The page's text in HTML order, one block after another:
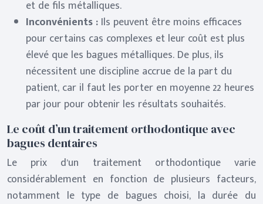
et de fils métalliques.
Inconvénients : Ils peuvent être moins efficaces
pour certains cas complexes et leur coût est plus
élevé que les bagues métalliques. De plus, ils
nécessitent une discipline accrue de la part du
patient, car il faut les porter en moyenne 22 heures
par jour pour obtenir les résultats souhaités.
Le coût d’un traitement orthodontique avec
bagues dentaires
Le prix d’un traitement orthodontique varie
considérablement en fonction de plusieurs facteurs,
notamment le type de bagues choisi, la durée du